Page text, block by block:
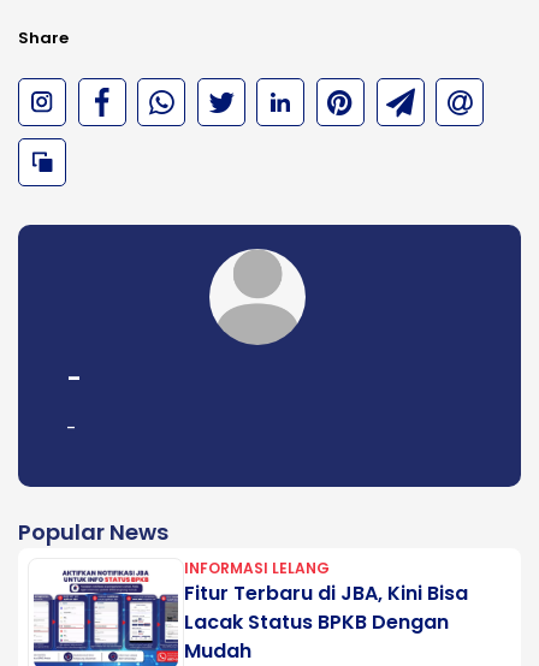
Share
-
-
Popular News
INFORMASI LELANG
Fitur Terbaru di JBA, Kini Bisa
Lacak Status BPKB Dengan
Mudah